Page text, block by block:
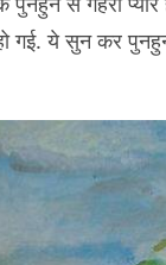
गई. ये सुन कर